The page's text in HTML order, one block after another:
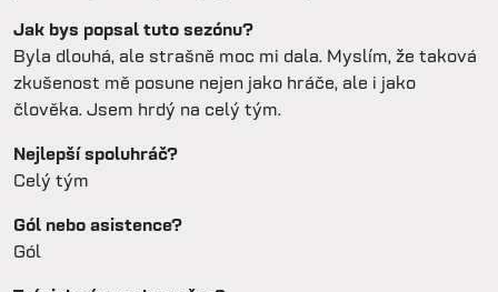
Jak bys popsal tuto sezónu?
Byla dlouhá, ale strašně moc mi dala. Myslím, že taková
zkušenost mě posune nejen jako hráče, ale i jako
člověka. Jsem hrdý na celý tým.
Nejlepší spoluhráč?
Celý tým
Gól nebo asistence?
Gól